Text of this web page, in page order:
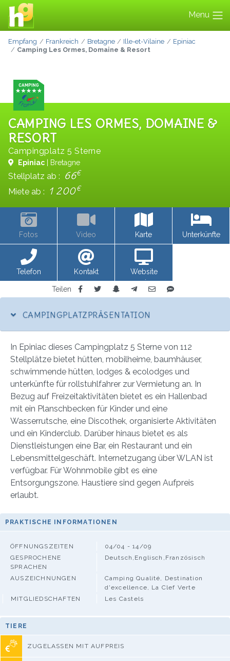
Menu
Empfang Frankreich Bretagne Ille-et-Vilaine
Epiniac
Camping Les Ormes, Domaine & Resort
CAMPING LES ORMES, DOMAINE &
RESORT
Campingplatz 5 Sterne
Epiniac | Bretagne
Stellplatz ab : 66€
Miete ab : 1 200€
Fotos Video Karte Unterkünfte
Telefon Kontakt
Website
anzeigen
Teilen
CAMPINGPLATZPRÄSENTATION
In Epiniac dieses Campingplatz 5 Sterne von 112
Stellplätze bietet hütten, mobilheime, baumhäuser,
schwimmende hütten, lodges & ecolodges und
unterkünfte für rollstuhlfahrer zur Vermietung an. In
Bezug auf Freizeitaktivitäten bietet es ein Hallenbad
mit ein Planschbecken für Kinder und eine
Wasserrutsche, eine Discothek, organisierte Aktivitäten
und ein Kinderclub. Darüber hinaus bietet es als
Dienstleistungen eine Bar, ein Restaurant und ein
Lebensmittelgeschäft. Internetzugang über WLAN ist
verfügbar. Für Wohnmobile gibt es eine
Entsorgungszone. Haustiere sind gegen Aufpreis
erlaubt.
PRAKTISCHE INFORMATIONEN
ÖFFNUNGSZEITEN
04/04 - 14/09
GESPROCHENE
SPRACHEN
Deutsch,Englisch,Französisch
AUSZEICHNUNGEN
Camping Qualité, Destination
d'excellence, La Clef Verte
MITGLIEDSCHAFTEN
Les Castels
TIERE
ZUGELASSEN MIT AUFPREIS